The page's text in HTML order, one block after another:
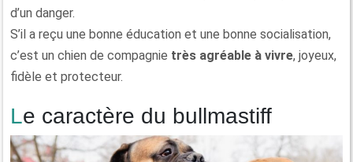
d’un danger.
S’il a reçu une bonne éducation et une bonne socialisation,
c’est un chien de compagnie très agréable à vivre, joyeux,
fidèle et protecteur.
Le caractère du bullmastiff